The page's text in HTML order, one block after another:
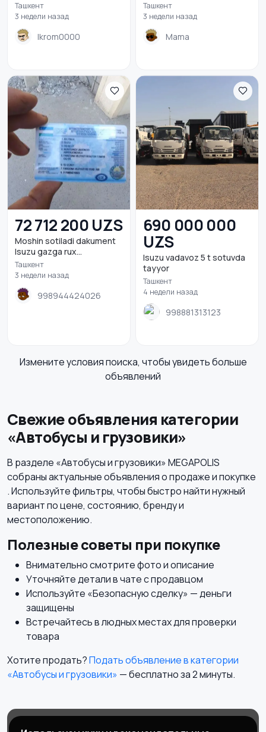
Ташкент
3 недели назад
Ikrom0000
Ташкент
3 недели назад
Mama
72 712 200 UZS
Moshin sotiladi dakument
Isuzu gazga rux...
Ташкент
3 недели назад
998944424026
690 000 000
UZS
Isuzu vadavoz 5 t sotuvda
tayyor
Ташкент
4 недели назад
998881313123
Измените условия поиска, чтобы увидеть больше
объявлений
Свежие объявления категории
«Автобусы и грузовики»
В разделе «Автобусы и грузовики» MEGAPOLIS
собраны актуальные объявления о продаже и покупке
. Используйте фильтры, чтобы быстро найти нужный
вариант по цене, состоянию, бренду и
местоположению.
Полезные советы при покупке
Внимательно смотрите фото и описание
Уточняйте детали в чате с продавцом
Используйте «Безопасную сделку» — деньги
защищены
Встречайтесь в людных местах для проверки
товара
Хотите продать?Подать объявление в категории
«Автобусы и грузовики» — бесплатно за 2 минуты.
Магазины